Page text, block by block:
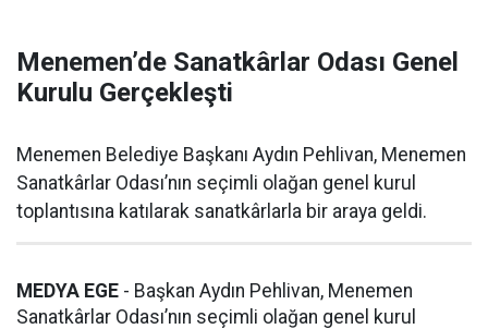
Menemen’de Sanatkârlar Odası Genel
Kurulu Gerçekleşti
Menemen Belediye Başkanı Aydın Pehlivan, Menemen
Sanatkârlar Odası’nın seçimli olağan genel kurul
toplantısına katılarak sanatkârlarla bir araya geldi.
MEDYA EGE - Başkan Aydın Pehlivan, Menemen
Sanatkârlar Odası’nın seçimli olağan genel kurul